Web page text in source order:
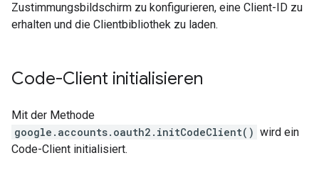
Zustimmungsbildschirm zu konfigurieren, eine Client-ID zu
erhalten und die Clientbibliothek zu laden.
Code-Client initialisieren
Mit der Methode
google.accounts.oauth2.initCodeClient() wird ein
Code-Client initialisiert.